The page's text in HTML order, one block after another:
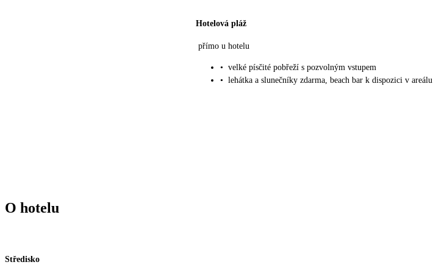
Hotelová pláž
přímo u hotelu
• velké písčité pobřeží s pozvolným vstupem
• lehátka a slunečníky zdarma, beach bar k dispozici v areálu
O hotelu
Středisko